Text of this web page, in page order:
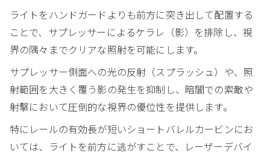
ライトをハンドガードよりも前方に突き出して配置する
ことで、サプレッサーによるケラレ（影）を排除し、視
界の隅々までクリアな照射を可能にします。
サプレッサー側面への光の反射（スプラッシュ）や、照
射範囲を大きく覆う影の発生を抑制し、暗闇での索敵や
射撃において圧倒的な視界の優位性を提供します。
特にレールの有効長が短いショートバレルカービンにお
いては、ライトを前方に逃がすことで、レーザーデバイ